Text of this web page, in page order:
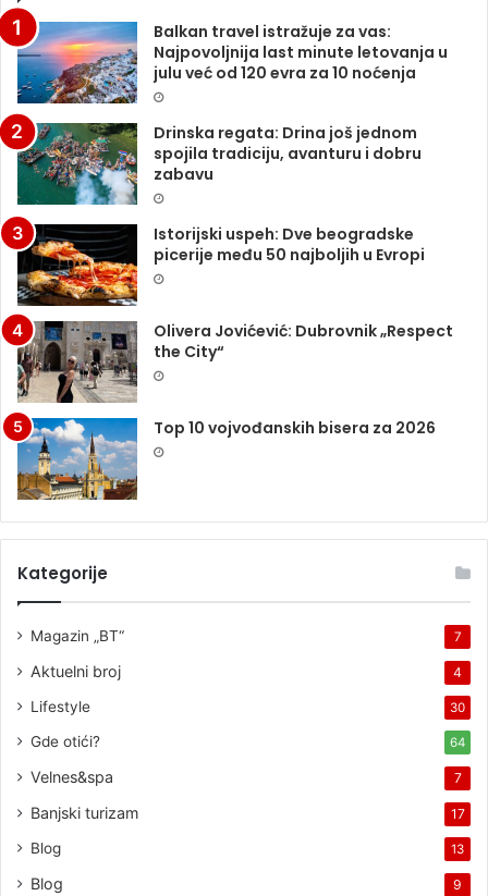
Balkan travel istražuje za vas:
Najpovoljnija last minute letovanja u
julu već od 120 evra za 10 noćenja
Drinska regata: Drina još jednom
spojila tradiciju, avanturu i dobru
zabavu
Istorijski uspeh: Dve beogradske
picerije među 50 najboljih u Evropi
Olivera Jovićević: Dubrovnik „Respect
the City“
Top 10 vojvođanskih bisera za 2026
Kategorije
Magazin „BT“ 7
Aktuelni broj 4
Lifestyle 30
Gde otići? 64
Velnes&spa 7
Banjski turizam 17
Blog 13
Blog 9